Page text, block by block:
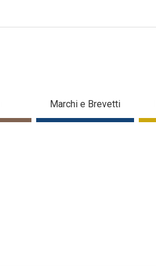
Marchi e Brevetti